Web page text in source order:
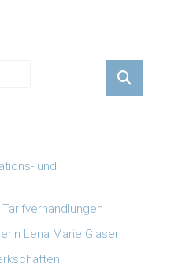
und
Lena Marie Glaser